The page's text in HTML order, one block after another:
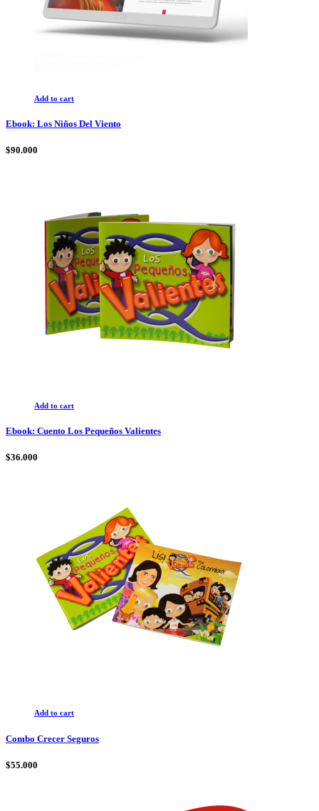
Add to cart
Ebook: Los Niños Del Viento
$90.000
Add to cart
Ebook: Cuento Los Pequeños Valientes
$36.000
Add to cart
Combo Crecer Seguros
$55.000